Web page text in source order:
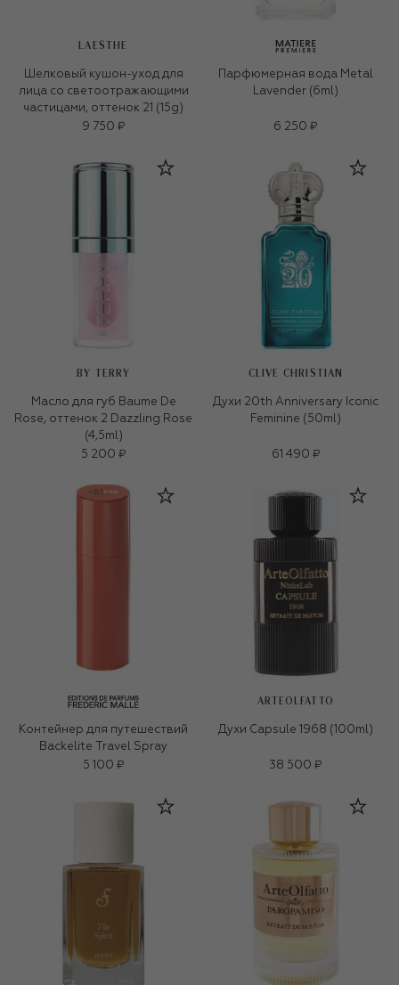
LAESTHE
Шелковый кушон-уход для
лица со светоотражающими
частицами, оттенок 21 (15g)
9 750 ₽
Парфюмерная вода Metal
Lavender (6ml)
6 250 ₽
BY TERRY
Масло для губ Baume De
Rose, оттенок 2 Dazzling Rose
(4,5ml)
5 200 ₽
CLIVE CHRISTIAN
Духи 20th Anniversary Iconic
Feminine (50ml)
61 490 ₽
Контейнер для путешествий
Backelite Travel Spray
5 100 ₽
ARTEOLFATTO
Духи Capsule 1968 (100ml)
38 500 ₽